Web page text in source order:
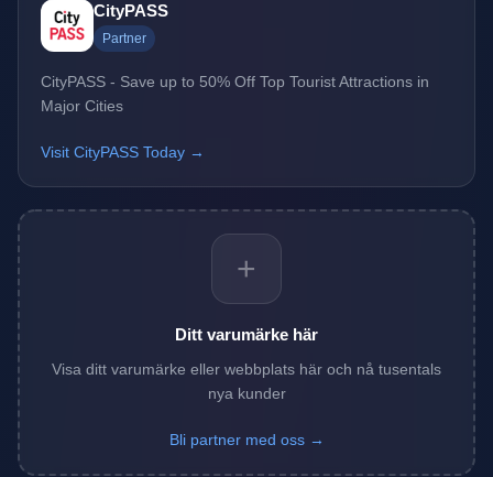
CityPASS
Partner
CityPASS - Save up to 50% Off Top Tourist Attractions in
Major Cities
Visit CityPASS Today →
+
Ditt varumärke här
Visa ditt varumärke eller webbplats här och nå tusentals
nya kunder
Bli partner med oss →